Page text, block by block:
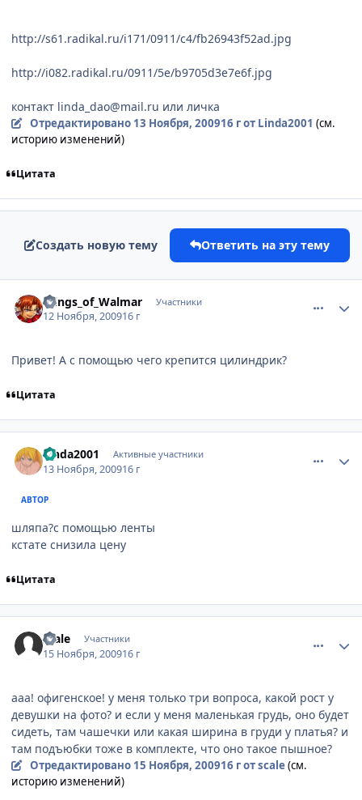
http://s61.radikal.ru/i171/0911/c4/fb26943f52ad.jpg
http://i082.radikal.ru/0911/5e/b9705d3e7e6f.jpg
контакт linda_dao@mail.ru или личка
Отредактировано 13 Ноября, 200916 гот Linda2001 (см.
историю изменений)
Цитата
Создать новую тему Ответить на эту тему
Wings_of_Walmar Участники
12 Ноября, 200916 г
Привет! А с помощью чего крепится цилиндрик?
Цитата
Linda2001 Активные участники
13 Ноября, 200916 г
АВТОР
шляпа?с помощью ленты
кстате снизила цену
Цитата
scale Участники
15 Ноября, 200916 г
ааа! офигенское! у меня только три вопроса, какой рост у
девушки на фото? и если у меня маленькая грудь, оно будет
сидеть, там чашечки или какая ширина в груди у платья? и
там подъюбки тоже в комплекте, что оно такое пышное?
Отредактировано 15 Ноября, 200916 гот scale(см.
историю изменений)